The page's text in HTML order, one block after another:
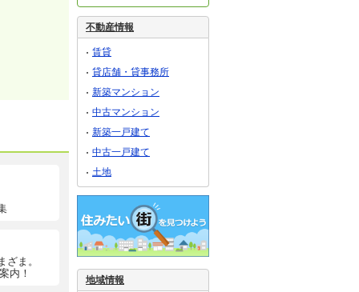
ま。
内！
不動産情報
賃貸
貸店舗・貸事務所
新築マンション
中古マンション
新築一戸建て
中古一戸建て
土地
地域情報